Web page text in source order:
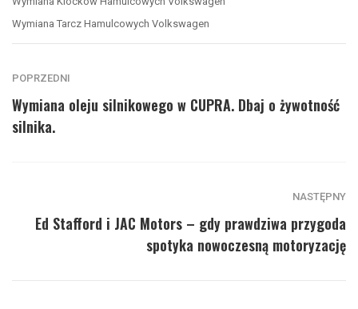
Wymiana Tarcz Hamulcowych Volkswagen
POPRZEDNI
Wymiana oleju silnikowego w CUPRA. Dbaj o żywotność
silnika.
NASTĘPNY
Ed Stafford i JAC Motors – gdy prawdziwa przygoda
spotyka nowoczesną motoryzację